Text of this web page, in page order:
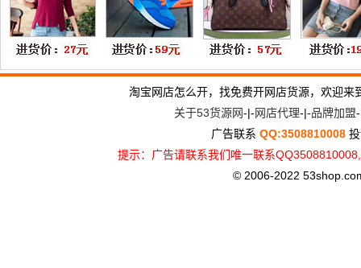
淘宝网店怎么开，找免费开网店货源，欢迎
关于53货源网-|-网店代理-|-品牌加盟
广告联系 QQ:3508810008
提示：广告请联系我们唯一联系
© 2006-2022